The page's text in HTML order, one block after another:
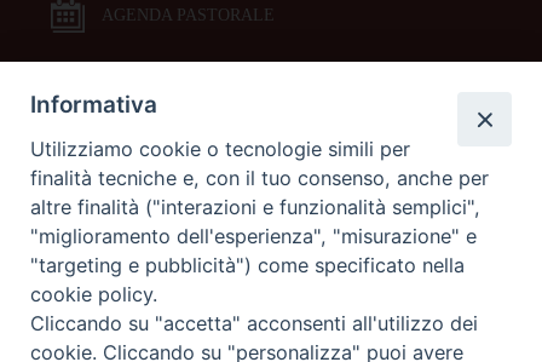
AGENDA PASTORALE
DOCUMENTI PASTORALI
ORARI MESSE
LITURGIA DELLE ORE
GALLERIE FOTOGRAFICHE
Informativa
Utilizziamo cookie o tecnologie simili per
finalità tecniche e, con il tuo consenso, anche per
altre finalità ("interazioni e funzionalità semplici",
"miglioramento dell'esperienza", "misurazione" e
"targeting e pubblicità") come specificato nella
cookie policy.
Cliccando su "accetta" acconsenti all'utilizzo dei
cookie. Cliccando su "personalizza" puoi avere